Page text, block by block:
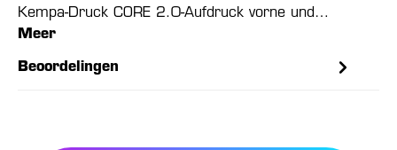
Kempa-Druck CORE 2.0-Aufdruck vorne und…
Meer
Beoordelingen